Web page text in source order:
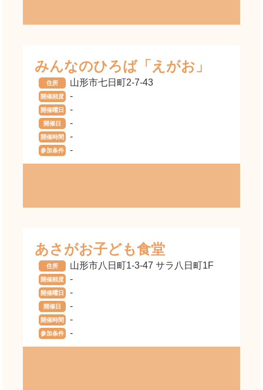
みんなのひろば「えがお」
住所 山形市七日町2-7-43
開催頻度 -
開催曜日 -
開催日 -
開催時間 -
参加条件 -
あさがお子ども食堂
住所 山形市八日町1-3-47 サラ八日町1F
開催頻度 -
開催曜日 -
開催日 -
開催時間 -
参加条件 -